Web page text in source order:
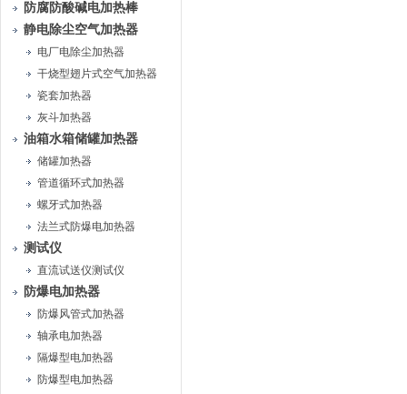
防腐防酸碱电加热棒
静电除尘空气加热器
电厂电除尘加热器
干烧型翅片式空气加热器
瓷套加热器
灰斗加热器
油箱水箱储罐加热器
储罐加热器
管道循环式加热器
螺牙式加热器
法兰式防爆电加热器
测试仪
直流试送仪测试仪
防爆电加热器
防爆风管式加热器
轴承电加热器
隔爆型电加热器
防爆型电加热器